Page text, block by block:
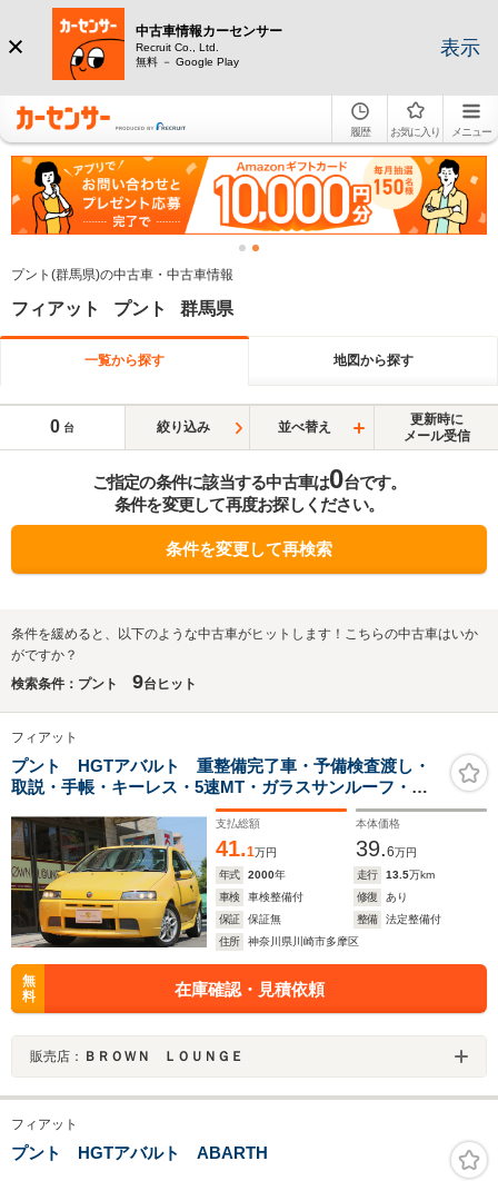
中古車情報カーセンサー
Recruit Co., Ltd.
無料 － Google Play
表示
履歴 お気に入り メニュー
プント(群馬県)の中古車・中古車情報
フィアット プント 群馬県
一覧から探す 地図から探す
0 台 絞り込み 並べ替え
更新時に
メール受信
ご指定の条件に該当する中古車は0台です。
条件を変更して再度お探しください。
条件を変更して再検索
条件を緩めると、以下のような中古車がヒットします！こちらの中古車はいか
がですか？
検索条件：プント
9台ヒット
フィアット
プント HGTアバルト 重整備完了車・予備検査渡し・
取説・手帳・キーレス・5速MT・ガラスサンルーフ・油
圧・水温・電圧計・ドラレコ・ETC・キーレス・シティ
ーモード・内外装痛ダメージ有・機関完動・
支払総額
41.1万円
本体価格
39.6万円
年式
2000年 走行 13.5万km
車検
車検整備付 修復
あり
保証
保証無 整備
法定整備付
住所
神奈川県川崎市多摩区
無
料
在庫確認・見積依頼
販売店： ＢＲＯＷＮ ＬＯＵＮＧＥ
フィアット
プント HGTアバルト ABARTH